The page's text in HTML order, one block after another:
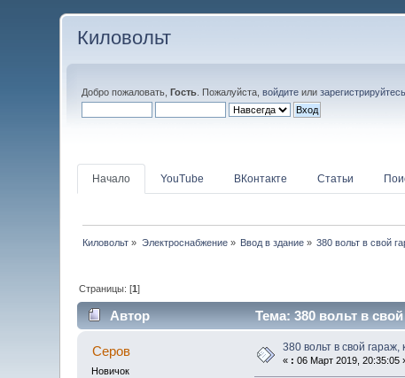
Киловольт
Добро пожаловать,Гость . Пожалуйста,войдите илизарегистрируйтесь
Начало YouTube ВКонтакте Статьи
Киловольт » Электроснабжение» Ввод в здание » 380 вольт в свой
Страницы: [1]
Автор Тема: 380 вольт в
Серов
Новичок
380 вольт в свой гараж,
« : 06 Март 2019, 20:35:05